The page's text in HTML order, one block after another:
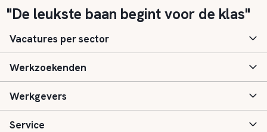
"De leukste baan begint voor de klas"
Vacatures per sector
Basisonderwijs
Speciaal (basis) onderwijs
Voortgezet onderwijs
Werkzoekenden
Aanmelden
Vacatures
Werkgevers
Inloggen
Service